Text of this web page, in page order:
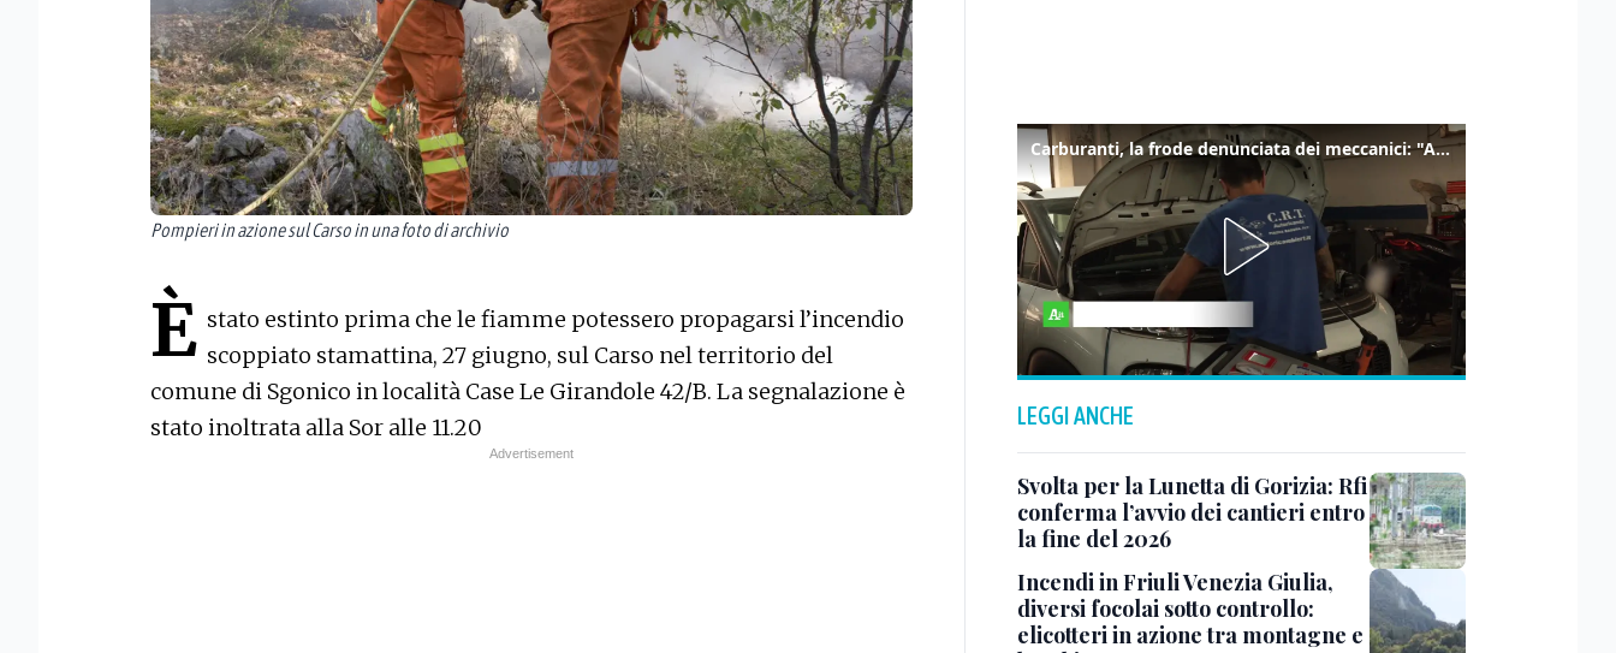
Pompieri in azione sul Carso in una foto di archivio
È stato estinto prima che le fiamme potessero propagarsi l’incendio
scoppiato stamattina, 27 giugno, sul Carso nel territorio del
comune di Sgonico in località Case Le Girandole 42/B. La segnalazione è
stato inoltrata alla Sor alle 11.20
Carburanti, la frode denunciata dei meccanici: "Acqua in gasolio e benzina"
LEGGI ANCHE
Svolta per la Lunetta di Gorizia: Rfi
conferma l’avvio dei cantieri entro
la fine del 2026
Incendi in Friuli Venezia Giulia,
diversi focolai sotto controllo:
elicotteri in azione tra montagne e